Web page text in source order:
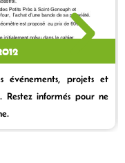
événements, projets et
Restez informés pour ne